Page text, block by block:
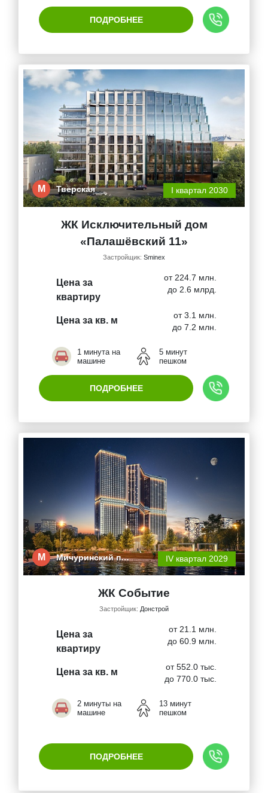
ПОДРОБНЕЕ
М Тверская I квартал 2030
ЖК Исключительный дом
«Палашёвский 11»
Застройщик: Sminex
Цена за
квартиру
от 224.7 млн.
до 2.6 млрд.
Цена за кв. м
от 3.1 млн.
до 7.2 млн.
1 минута на
машине
5 минут
пешком
ПОДРОБНЕЕ
М Мичуринский п… IV квартал 2029
ЖК Событие
Застройщик: Донстрой
Цена за
квартиру
от 21.1 млн.
до 60.9 млн.
Цена за кв. м
от 552.0 тыс.
до 770.0 тыс.
2 минуты на
машине
13 минут
пешком
ПОДРОБНЕЕ